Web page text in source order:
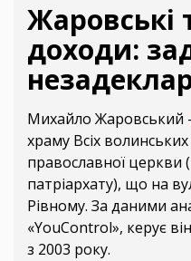
Жаровські
доходи:
Михайло Жаровський
храму Всіх волинських
православної церкви
патріархату), що на
Рівному. За даними
«YouControl», керує
з 2003 року.